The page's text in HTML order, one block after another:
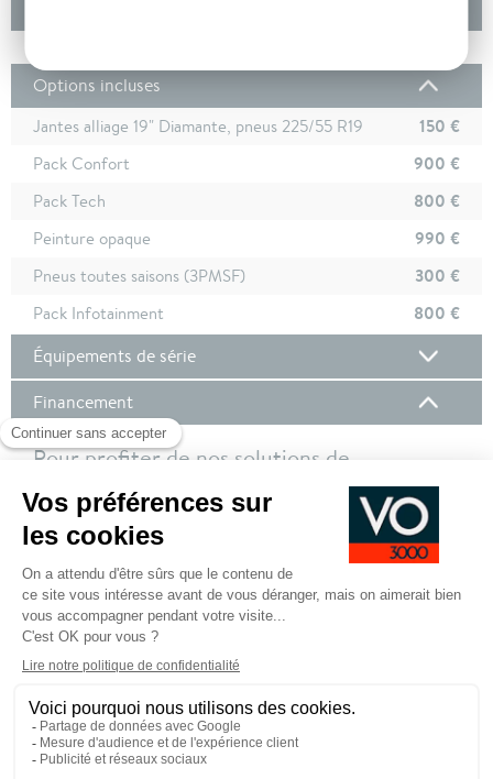
Options incluses
Jantes alliage 19" Diamante, pneus 225/55 R19 150 €
Pack Confort 900 €
Pack Tech 800 €
Peinture opaque 990 €
Pneus toutes saisons (3PMSF) 300 €
Pack Infotainment
800 €
Équipements de série
Financement
Pour profiter de nos solutions de
financement, nous vous invitons à vous
connecter à votre compte client !
Pour plus de de détails sur nos offres de financement,
cliquez ici
SE CONNECTER POUR DEMANDER UN